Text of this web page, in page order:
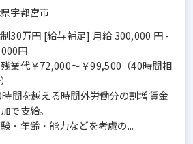
宇都宮市
30万円 [給与補足] 月給 300,000 円 -
円
業代￥72,000～￥99,500（40時間相
間を越える時間外労働分の割増賃金
で支給。
・年齢・能力などを考慮の...